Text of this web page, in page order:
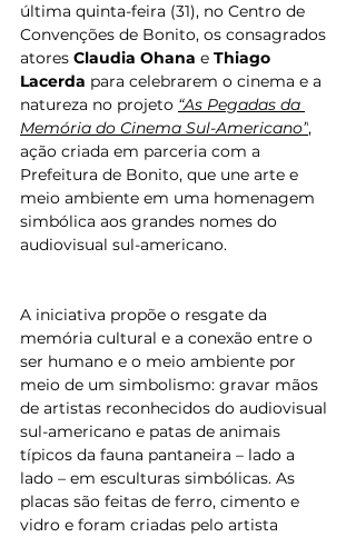
última quinta-feira (31), no Centro de
Convenções de Bonito, os consagrados
atores Claudia Ohana e Thiago
Lacerda para celebrarem o cinema e a
natureza no projeto “As Pegadas da
Memória do Cinema Sul-Americano”,
ação criada em parceria com a
Prefeitura de Bonito, que une arte e
meio ambiente em uma homenagem
simbólica aos grandes nomes do
audiovisual sul-americano.
A iniciativa propõe o resgate da
memória cultural e a conexão entre o
ser humano e o meio ambiente por
meio de um simbolismo: gravar mãos
de artistas reconhecidos do audiovisual
sul-americano e patas de animais
típicos da fauna pantaneira – lado a
lado – em esculturas simbólicas. As
placas são feitas de ferro, cimento e
vidro e foram criadas pelo artista